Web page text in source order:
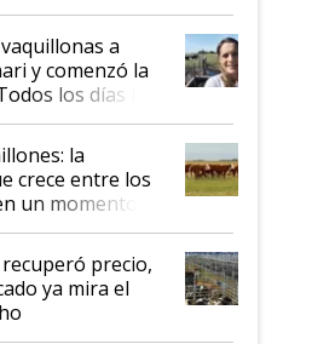
a
y comenzó la
los días le
productor”
la
crece entre los
un momento
la actividad
precio,
ya mira el